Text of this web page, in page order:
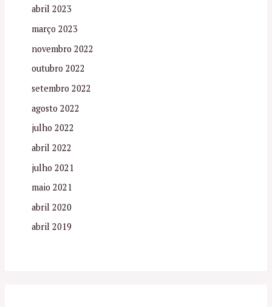
abril 2023
março 2023
novembro 2022
outubro 2022
setembro 2022
agosto 2022
julho 2022
abril 2022
julho 2021
maio 2021
abril 2020
abril 2019